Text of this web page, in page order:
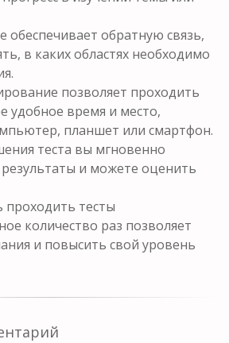
обеспечивает обратную связь,
в каких областях необходимо
позволяет проходить
удобное время и место,
планшет или смартфон.
теста вы мгновенно
результаты и можете оценить
тесты
количество раз позволяет
и повысить свой уровень